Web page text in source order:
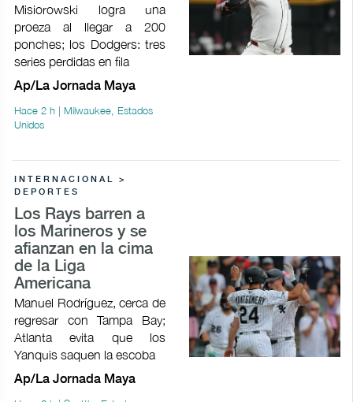
Misiorowski logra una
proeza al llegar a 200
ponches; los Dodgers: tres
series perdidas en fila
Ap/La Jornada Maya
Hace 2 h | Milwaukee, Estados
Unidos
INTERNACIONAL >
DEPORTES
Los Rays barren a
los Marineros y se
afianzan en la cima
de la Liga
Americana
Manuel Rodríguez, cerca de
regresar con Tampa Bay;
Atlanta evita que los
Yanquis saquen la escoba
Ap/La Jornada Maya